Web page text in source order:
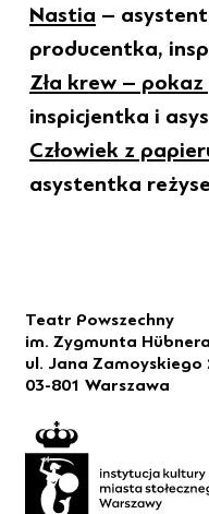
Nastia –
producentka,
Zła krew –
inspicjentka i
Człowiek z
asystentka
Teatr Powszechny
im. Zygmunta Hübnera
ul. Jana Zamoyskiego
03-801 Warszawa